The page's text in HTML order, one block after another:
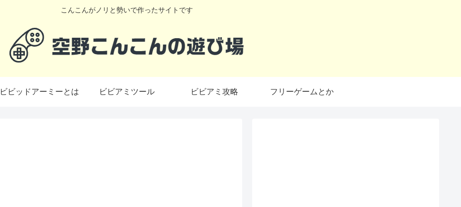
こんこんがノリと勢いで作ったサイトです
ビビッドアーミーとは ビビアミツール ビビアミ攻略 フリーゲームとか